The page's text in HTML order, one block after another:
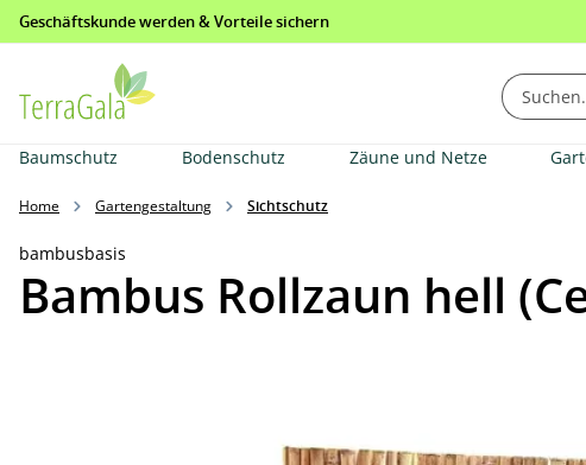
Zur Hauptnavigation springen
Geschäftskunde werden & Vorteile sichern
Baumschutz Bodenschutz Zäune und Netze
Home Gartengestaltung Sichtschutz
bambusbasis
Bambus Rollzaun hell